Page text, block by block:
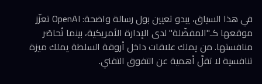
في هذا السياق، يبدو تعيين بول رسالة واضحة: OpenAI تعزّز
موقعها كـ"المفضّلة" لدى الإدارة الأمريكية، بينما تُحاصَر
منافستها. من يملك علاقات داخل أروقة السلطة يملك ميزة
تنافسية لا تقلّ أهمية عن التفوق التقني.